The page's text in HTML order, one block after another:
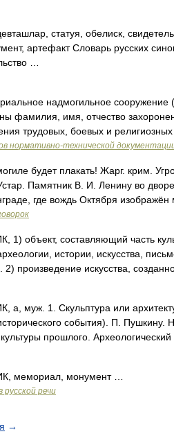
статуя, обелиск,
артефакт Словарь русских
…
надмогильное сооружение
фамилия, имя, отчество
трудовых, боевых и
нормативно-технической
будет плакать! Жарг. крим.
Памятник В. И. Ленину во
где вождь Октября изображён
объект, составляющий часть
истории, искусства,
произведение искусства,
муж. 1. Скульптура или
события). П. Пушкину.
прошлого.
монумент …
речи
→